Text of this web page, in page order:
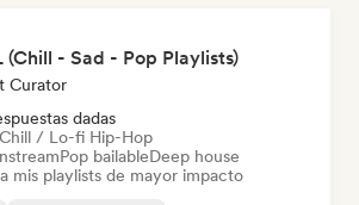
(Chill - Sad - Pop Playlists)
Curator
dadas
Chill / Lo-fi Hip-Hop
Pop bailableDeep house
mis playlists de mayor impacto